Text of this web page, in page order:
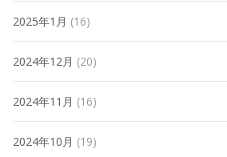
2025年1月 (16)
2024年12月 (20)
2024年11月 (16)
2024年10月 (19)